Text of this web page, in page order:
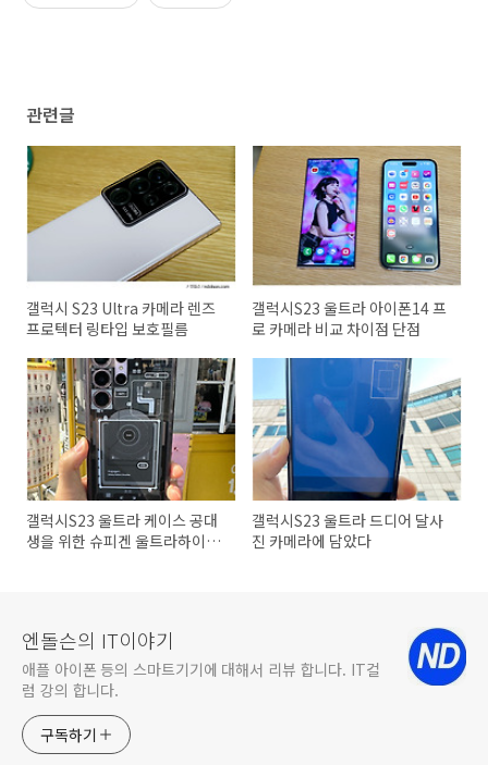
관련글
갤럭시 S23 Ultra 카메라 렌즈
프로텍터 링타입 보호필름
갤럭시S23 울트라 아이폰14 프
로 카메라 비교 차이점 단점
갤럭시S23 울트라 케이스 공대
생을 위한 슈피겐 울트라하이브
갤럭시S23 울트라 드디어 달사
진 카메라에 담았다
엔돌슨의 IT이야기
애플 아이폰 등의 스마트기기에 대해서 리뷰 합니다. IT컬
럼 강의 합니다.
구독하기